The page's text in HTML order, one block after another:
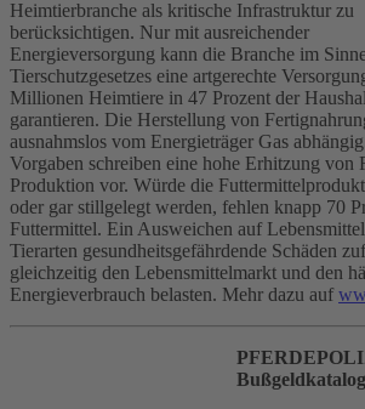
Heimtierbranche als kritische Infrastruktur zu
berücksichtigen. Nur mit ausreichender
Energieversorgung kann die Branche im
Tierschutzgesetzes eine artgerechte
Millionen Heimtiere in 47 Prozent der
garantieren. Die Herstellung von
ausnahmslos vom Energieträger Gas
Vorgaben schreiben eine hohe Erhitzung von
Produktion vor. Würde die
oder gar stillgelegt werden, fehlen knapp 70
Futtermittel. Ein Ausweichen auf
Tierarten gesundheitsgefährdende Schäden
gleichzeitig den Lebensmittelmarkt und den
Energieverbrauch belasten. Mehr dazu auf
Bußgeldkatalog